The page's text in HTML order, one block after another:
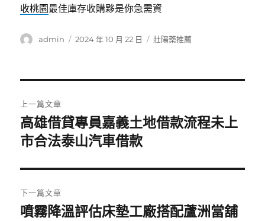
收桃園最佳庫存收購夥是你急需資
作
admin
發
2024 年 10 月 22 日
分
壯陽藥推薦
章
導
覽
上一篇文章
上
一
文
章:
高雄借貸專員嘉義土地借款流程未上
市合法泰山汽車借款
下一篇文章
下
噴霧降溫評估床墊工廠搭配蘆洲當舖